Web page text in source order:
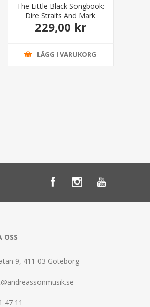
The Little Black Songbook:
Dire Straits And Mark
Knopfler
229,00 kr
LÄGG I VARUKORG
OSS
9, 411 03 Göteborg
47 11